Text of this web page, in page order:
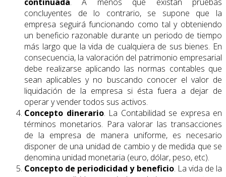
continuada. A menos que existan pruebas
concluyentes de lo contrario, se supone que la
empresa seguirá funcionando como tal y obteniendo
un beneficio razonable durante un periodo de tiempo
más largo que la vida de cualquiera de sus bienes. En
consecuencia, la valoración del patrimonio empresarial
debe realizarse aplicando las normas contables que
sean aplicables y no buscando conocer el valor de
liquidación de la empresa si ésta fuera a dejar de
operar y vender todos sus activos.
Concepto dinerario. La Contabilidad se expresa en
términos monetarios. Para valorar las transacciones
de la empresa de manera uniforme, es necesario
disponer de una unidad de cambio y de medida que se
denomina unidad monetaria (euro, dólar, peso, etc).
Concepto de periodicidad y beneficio. La vida de la